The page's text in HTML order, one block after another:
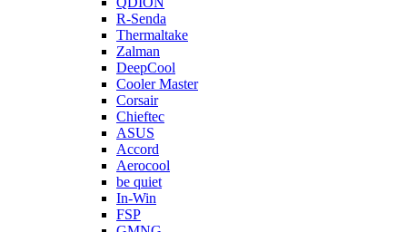
R-Senda
Thermaltake
Zalman
DeepCool
Cooler Master
Corsair
Chieftec
ASUS
Accord
Aerocool
be quiet
In-Win
FSP